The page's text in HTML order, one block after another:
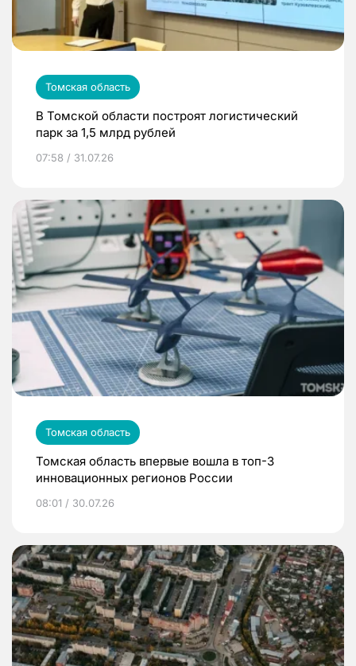
Томская область
В Томской области построят логистический
парк за 1,5 млрд рублей
07:58 / 31.07.26
Томская область
Томская область впервые вошла в топ-3
инновационных регионов России
08:01 / 30.07.26